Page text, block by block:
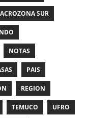
SUR
NOTAS
PAIS
REGION
TEMUCO UFRO